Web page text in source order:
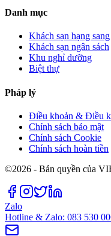
Danh mục
Khách sạn hạng sang
Khách sạn ngân sách
Khu nghỉ dưỡng
Biệt thự
Pháp lý
Điều khoản & Điều
Chính sách bảo mật
Chính sách Cookie
Chính sách hoàn tiền
©2026 - Bản quyền của
Zalo
Hotline & Zalo: 083 530